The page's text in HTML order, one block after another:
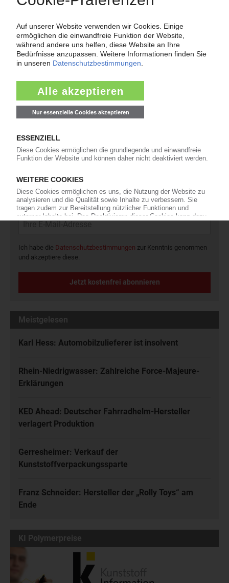
Force Majeure in der Kunststoffindustrie
wenn der Lieferant nicht mehr liefert – Informationen zum
Themenkomplex Force Majeure, Corona und Kunststoff-
Preisentwicklung sowie Tipps für die Praxis.
Newsletter
Die wichtigsten Nachrichten und Neuigkeiten aus der
Kunststoffbranche – jeden Tag brandaktuell!
Ich habe die Datenschutzbestimmungen zur Kenntnis genommen
und akzeptiere diese.
Jetzt kostenfrei abonnieren
Meistgelesen
Karl Hess: Automobilzulieferer ist insolvent
Rhein-Niedrigwasser: Zahlreiche Force-Majeure-
Erklärungen
KED Ahead: Deutscher Fahrradhelm-Hersteller
verlagert Produktion
Gerresheimer: Verkauf der
Kunststoffverpackungssparte
Franz Schneider: Hersteller der „Rolly Toys“ am
Ende
KI Polymerpreise